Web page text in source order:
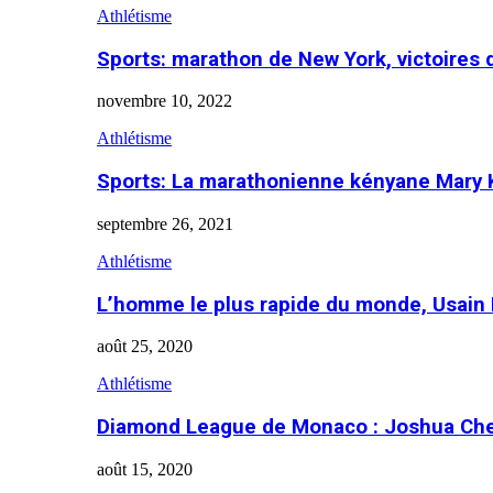
Athlétisme
Sports: marathon de New York, victoires
novembre 10, 2022
Athlétisme
Sports: La marathonienne kényane Mary
septembre 26, 2021
Athlétisme
L’homme le plus rapide du monde,
août 25, 2020
Athlétisme
Diamond League de Monaco : Joshua
août 15, 2020